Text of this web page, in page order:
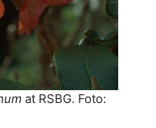
at RSBG. Foto: